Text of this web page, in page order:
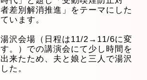
差別解消推進」をテーマにした
います。
沢会場（日程は11/2→11/6に変
。）での講演会にて少し時間を
来たため、夫と娘と三人で湯沢
た。